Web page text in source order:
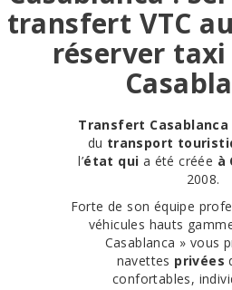
transfert VTC
réserver
Transfert Casablanca
du transport
l’état qui a été créée à
2008.
Forte de son équipe
véhicules hauts
Casablanca » vous
navettes privées
confortables,